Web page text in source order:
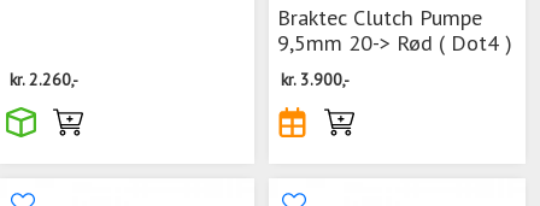
kr.2.260,-
Braktec Clutch Pumpe
9,5mm 20-> Rød ( Dot4 )
kr. 3.900,-